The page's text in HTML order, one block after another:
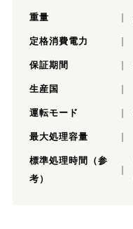
重量
定格消費電力
保証期間
生産国
運転モード
最大処理容量
標準処理時間（参
考）